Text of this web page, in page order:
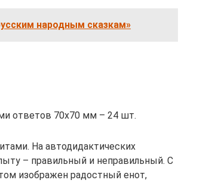
народным сказкам»
ответов 70х70 мм – 24 шт.
На автодидактических
– правильный и неправильный. С
изображен радостный енот,